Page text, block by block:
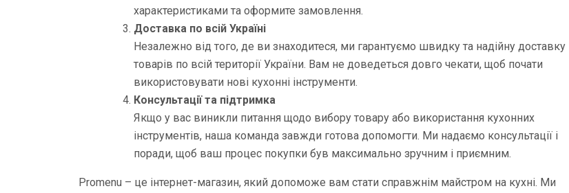
характеристиками та оформите замовлення.
Доставка по всій Україні
Незалежно від того, де ви знаходитеся, ми гарантуємо швидку та надійну доставку
товарів по всій території України. Вам не доведеться довго чекати, щоб почати
використовувати нові кухонні інструменти.
Консультації та підтримка
Якщо у вас виникли питання щодо вибору товару або використання кухонних
інструментів, наша команда завжди готова допомогти. Ми надаємо консультації і
поради, щоб ваш процес покупки був максимально зручним і приємним.
Promenu – це інтернет-магазин, який допоможе вам стати справжнім майстром на кухні. Ми